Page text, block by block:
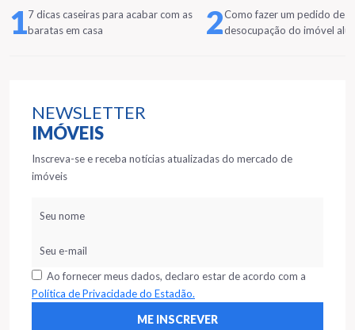
17 dicas caseiras para acabar com as
baratas em casa
2Como fazer um pedido de
desocupação do imóvel
NEWSLETTER
IMÓVEIS
Inscreva-se e receba notícias atualizadas do mercado de
imóveis
Ao fornecer meus dados, declaro estar de acordo com a
Política de Privacidade do Estadão.